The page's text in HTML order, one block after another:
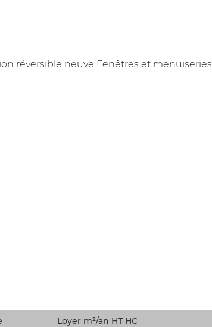
réversible neuve Fenêtres et menuiseries
Loyer m²/an HT HC